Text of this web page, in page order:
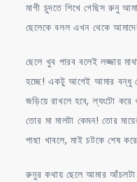
মাগী চুদতে শিখে গেছিস রুনু
ছেলেকে বলল এখন থেকে
ছেলে খুব পারব বলেই লজ্জায়
হচ্ছে! একটু আগেই আমার বন্ধু
জড়িয়ে রাখলে হবে, ল্যংটো
তোর মা মালটা কেমন! তোর
পাছা খাবলে, মাই চটকে শেষ
রুনুর কথায় ছেলে আমার আঁচলটা